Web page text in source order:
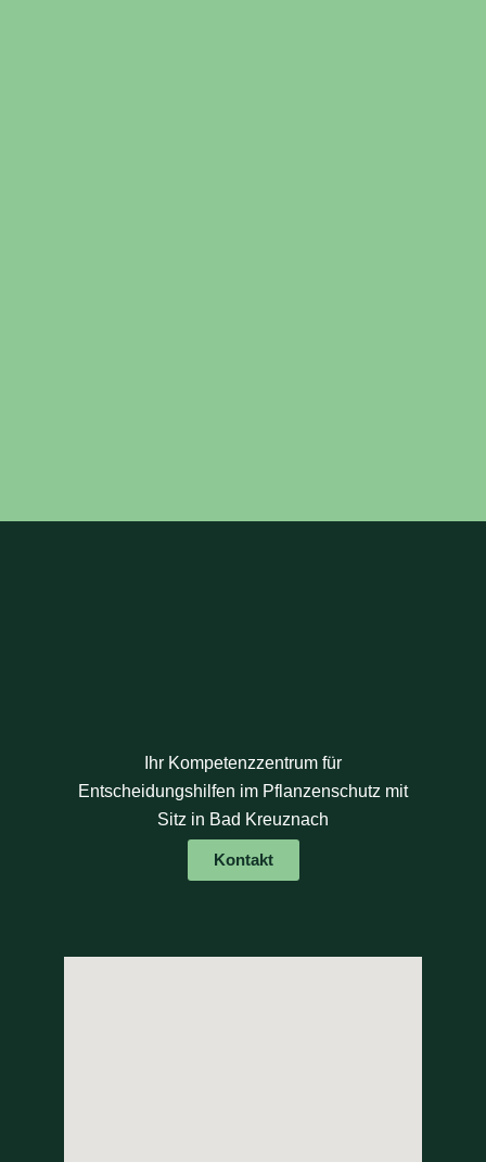
Ihr Kompetenzzentrum für
Entscheidungshilfen im Pflanzenschutz mit
Sitz in Bad Kreuznach
Kontakt